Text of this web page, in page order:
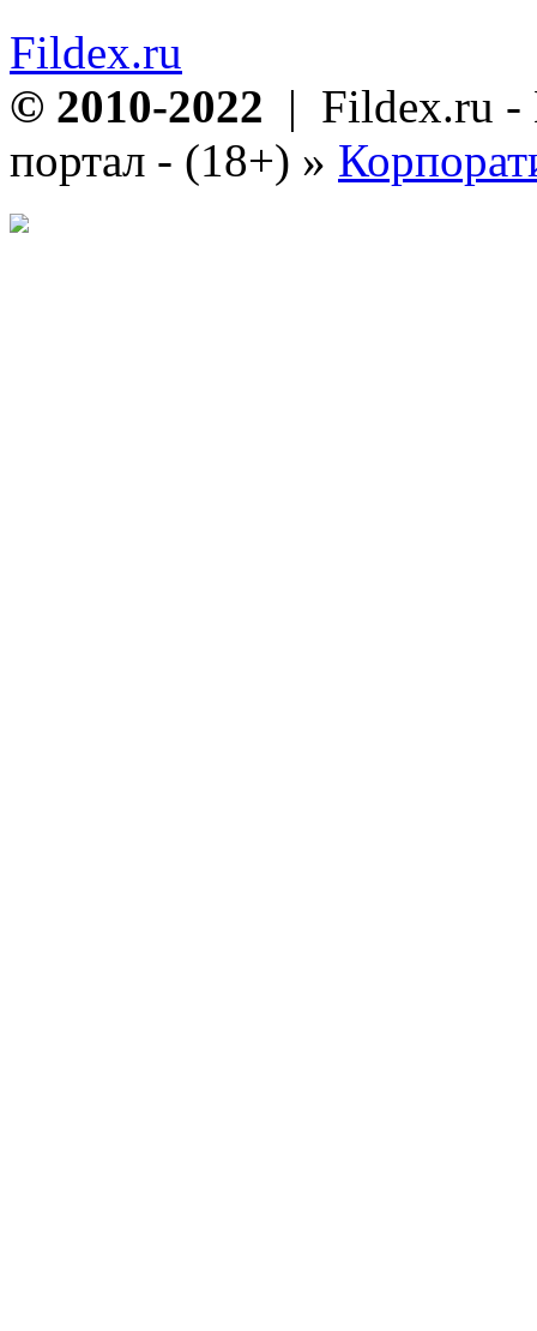
Fildex.ru
© 2010-2022 | Fildex.ru -
портал - (18+) »